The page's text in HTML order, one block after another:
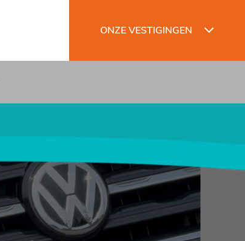
ONZE VESTIGINGEN